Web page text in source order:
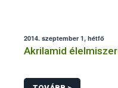
2014. szeptember 1, hétfő
Akrilamid